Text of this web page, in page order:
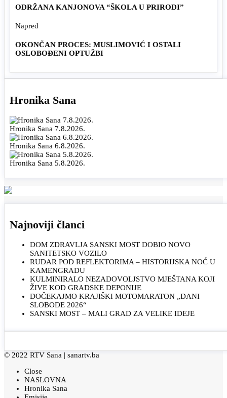
ODRŽANA KANJONOVA “ŠKOLA U PRIRODI”
Napred
OKONČAN PROCES: MUSLIMOVIĆ I OSTALI
OSLOBOĐENI OPTUŽBI
Hronika Sana
Hronika Sana 7.8.2026.
Hronika Sana 6.8.2026.
Hronika Sana 5.8.2026.
Najnoviji članci
DOM ZDRAVLJA SANSKI MOST DOBIO NOVO
SANITETSKO VOZILO
RUDAR POD REFLEKTORIMA – HISTORIJSKA NOĆ U
KAMENGRADU
KULMINIRALO NEZADOVOLJSTVO MJEŠTANA KOJI
ŽIVE KOD GRADSKE DEPONIJE
DOČEKAJMO KRAJIŠKI MOTOMARATON „DANI
SLOBODE 2026“
SANSKI MOST – MALI GRAD ZA VELIKE IDEJE
© 2022 RTV Sana | sanartv.ba
Close
NASLOVNA
Hronika Sana